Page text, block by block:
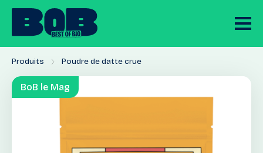
Produits Poudre de datte crue
BoB le Mag